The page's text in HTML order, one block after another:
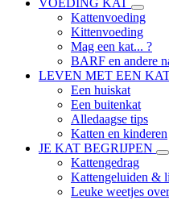
VOEDING KAT
Kattenvoeding
Kittenvoeding
Mag een kat... ?
BARF en andere
LEVEN MET EEN
Een huiskat
Een buitenkat
Alledaagse tips
Katten en kinderen
JE KAT BEGRIJPEN
Kattengedrag
Kattengeluiden &
Leuke weetjes